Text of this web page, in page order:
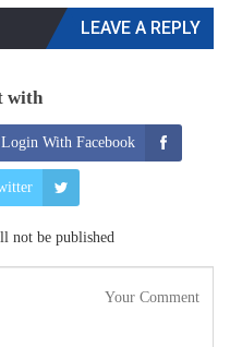
LEAVE A REPLY
with:
Login With Facebook
not be published.